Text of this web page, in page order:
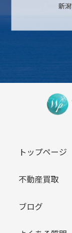
新
トップページ
不動産買取
ブログ